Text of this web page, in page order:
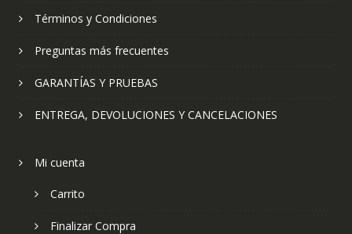
Términos y Condiciones
Preguntas más frecuentes
GARANTÍAS Y PRUEBAS
ENTREGA, DEVOLUCIONES Y CANCELACIONES
Mi cuenta
Carrito
Finalizar Compra